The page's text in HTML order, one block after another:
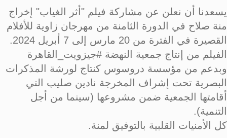
يسعدنا أن نعلن عن مشاركة فيلم "أثر الغياب" إخراج
منة صلاح في الدورة الثامنة من مهرجان زاوية للأفلام
القصيرة في الفترة من 20 مارس إلى 7 أبريل 2024.
الفيلم من إنتاج جمعية النهضة #جيزويت_القاهرة
وبدعم من مؤسسة دروسوس كنتاج لورشة المذكرات
البصرية تحت إشراف المخرجة نادين صليب التي
أقامتها الجمعية ضمن مشروعها (سينما من أجل
التنمية).
كل الأمنيات القلبية بالتوفيق لمنة.